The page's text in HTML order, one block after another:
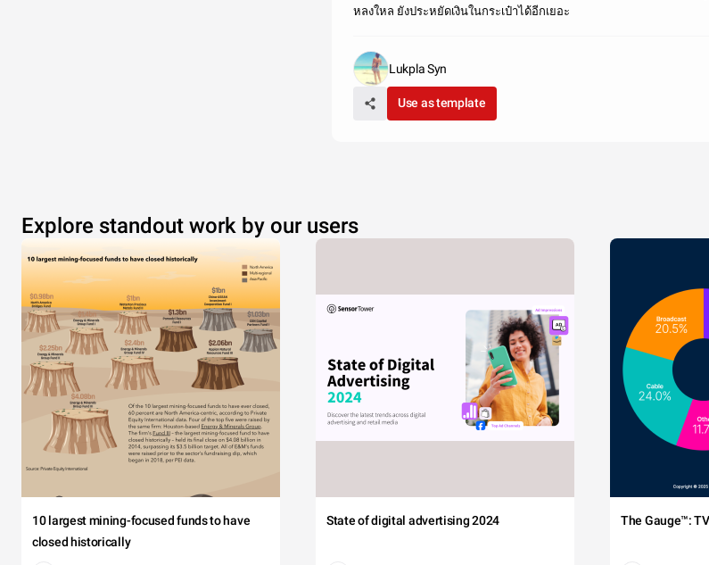
หลงใหล ยังประหยัดเงินในกระเป๋าได้อีกเยอะ
Lukpla Syn
Use as template
Explore standout work by our users
10 largest mining-focused funds to have
closed historically
State of digital advertising 2024 The Gauge™: